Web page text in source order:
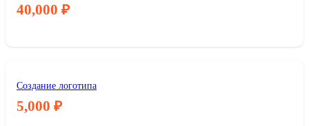
40,000 ₽
Создание логотипа
5,000 ₽